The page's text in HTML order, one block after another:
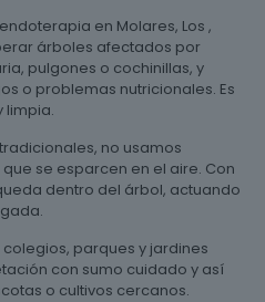
en Molares, Los ,
árboles afectados por
pulgones o cochinillas, y
o problemas nutricionales. Es
limpia.
no usamos
se esparcen en el aire. Con
dentro del árbol, actuando
parques y jardines
con sumo cuidado y así
o cultivos cercanos.